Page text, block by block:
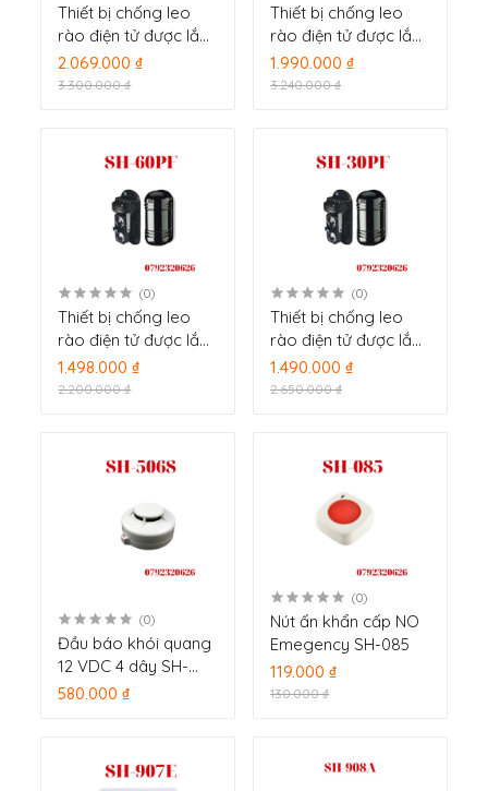
Thiết bị chống leo
rào điện tử được lắp
đặt trên tường rào
AoLin SH -150TPF
2.069.000 ₫
3.300.000 ₫
Thiết bị chống leo
rào điện tử được lắp
đặt trên tường rào
AoLin SH-100TPF
1.990.000 ₫
3.240.000 ₫
(0)
Thiết bị chống leo
rào điện tử được lắp
đặt trên tường rào
SH-60PF
1.498.000 ₫
2.200.000 ₫
(0)
Thiết bị chống leo
rào điện tử được lắp
đặt trên tường rào
SH-30PF
1.490.000 ₫
2.650.000 ₫
(0)
Đầu báo khói quang
12 VDC 4 dây SH-
506S
580.000 ₫
(0)
Nút ấn khẩn cấp NO
Emegency SH-085
119.000 ₫
130.000 ₫